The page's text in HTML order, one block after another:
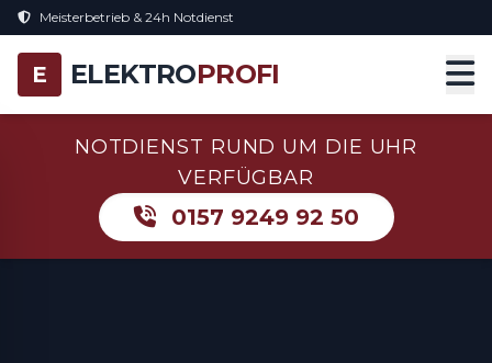
Meisterbetrieb & 24h Notdienst
E ELEKTROPROFI
NOTDIENST RUND UM DIE UHR
VERFÜGBAR
0157 9249 92 50